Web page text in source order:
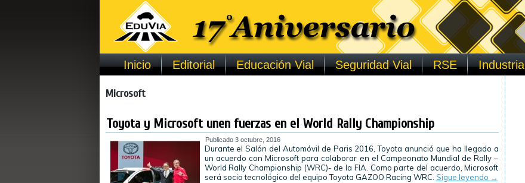
Inicio Editorial Educación Vial Seguridad Vial RSE Industria
Microsoft
Toyota y Microsoft unen fuerzas en el World Rally Championship
Publicado 3 octubre, 2016
Durante el Salón del Automóvil de Paris 2016, Toyota anunció que ha llegado a
un acuerdo con Microsoft para colaborar en el Campeonato Mundial de Rally –
World Rally Championship (WRC)- de la FIA. Como parte del acuerdo, Microsoft
será socio tecnológico del equipo Toyota GAZOO Racing WRC. Sigue leyendo →